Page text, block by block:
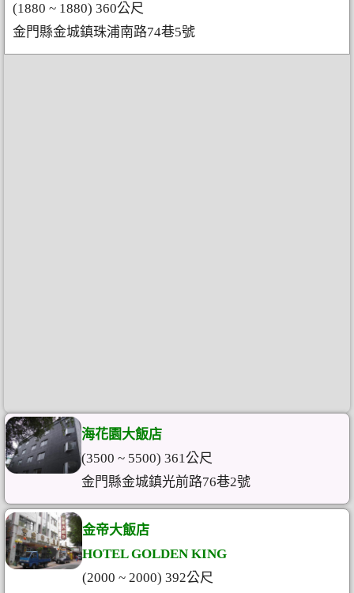
(1880 ~ 1880) 360公尺
金門縣金城鎮珠浦南路74巷5號
海花園大飯店
(3500 ~ 5500) 361公尺
金門縣金城鎮光前路76巷2號
金帝大飯店
HOTEL GOLDEN KING
(2000 ~ 2000) 392公尺